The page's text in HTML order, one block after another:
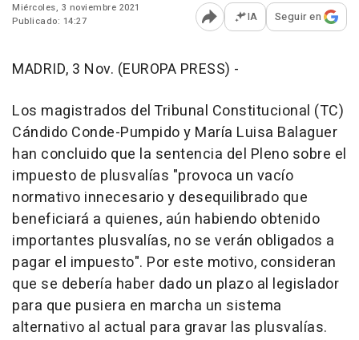
Miércoles, 3 noviembre 2021
Publicado: 14:27
Abrir opciones para
IA Seguir en
MADRID, 3 Nov. (EUROPA PRESS) -
Los magistrados del Tribunal Constitucional (TC)
Cándido Conde-Pumpido y María Luisa Balaguer
han concluido que la sentencia del Pleno sobre el
impuesto de plusvalías "provoca un vacío
normativo innecesario y desequilibrado que
beneficiará a quienes, aún habiendo obtenido
importantes plusvalías, no se verán obligados a
pagar el impuesto". Por este motivo, consideran
que se debería haber dado un plazo al legislador
para que pusiera en marcha un sistema
alternativo al actual para gravar las plusvalías.